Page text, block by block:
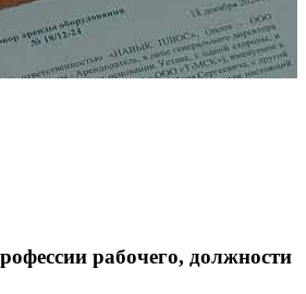
рабочего, должности